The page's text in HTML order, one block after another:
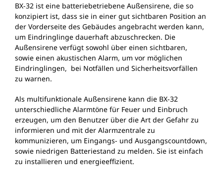
BX-32 ist eine batteriebetriebene Außensirene, die so
konzipiert ist, dass sie in einer gut sichtbaren Position an
der Vorderseite des Gebäudes angebracht werden kann,
um Eindringlinge dauerhaft abzuschrecken. Die
Außensirene verfügt sowohl über einen sichtbaren,
sowie einen akustischen Alarm, um vor möglichen
Eindringlingen, bei Notfällen und Sicherheitsvorfällen
zu warnen.
Als multifunktionale Außensirene kann die BX-32
unterschiedliche Alarmtöne für Feuer und Einbruch
erzeugen, um den Benutzer über die Art der Gefahr zu
informieren und mit der Alarmzentrale zu
kommunizieren, um Eingangs- und Ausgangscountdown,
sowie niedrigen Batteriestand zu melden. Sie ist einfach
zu installieren und energieeffizient.